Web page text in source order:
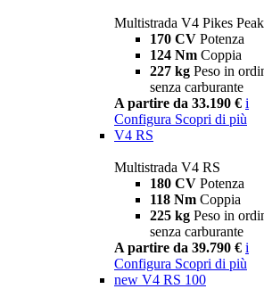
Multistrada V4 Pikes Peak
170 CV Potenza
124 Nm Coppia
227 kg Peso in
senza carburante
A partire da 33.190 € i
Configura Scopri di più
V4 RS
Multistrada V4 RS
180 CV Potenza
118 Nm Coppia
225 kg Peso in
senza carburante
A partire da 39.790 € i
Configura Scopri di più
new V4 RS 100